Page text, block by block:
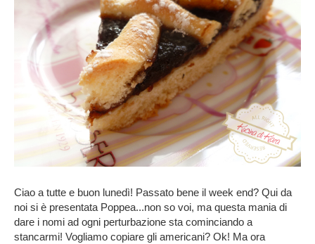
Ciao a tutte e buon lunedì! Passato bene il week end? Qui da
noi si è presentata Poppea...non so voi, ma questa mania di
dare i nomi ad ogni perturbazione sta cominciando a
stancarmi! Vogliamo copiare gli americani? Ok! Ma ora